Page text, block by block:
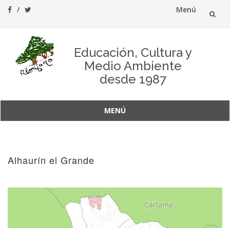
Menú
contenido
Educación, Cultura y
Medio Ambiente
desde 1987
MENÚ
Alhaurín el Grande